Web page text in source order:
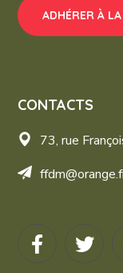
ADHÉRER À
CONTACTS
73, rue